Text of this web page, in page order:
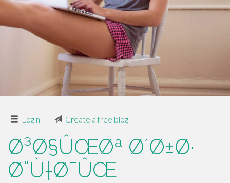
Login | Create a free blog
Ø³Ø§ÛŒØª Ø´Ø±Ø·
Ø¨Ù†Ø¯ÛŒ